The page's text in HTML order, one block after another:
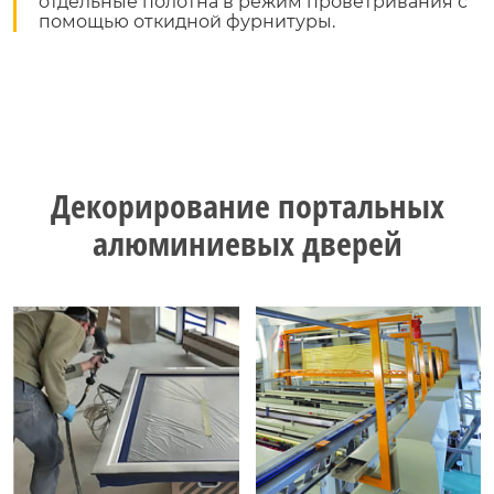
помощью откидной фурнитуры.
Декорирование портальных
алюминиевых дверей